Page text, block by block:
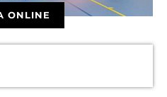
ONLINE